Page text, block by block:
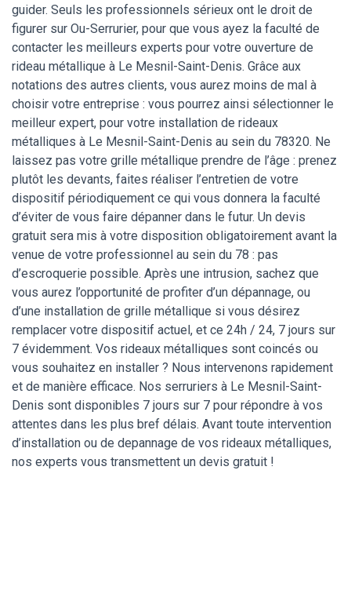
guider. Seuls les professionnels sérieux ont le droit de
figurer sur Ou-Serrurier, pour que vous ayez la faculté de
contacter les meilleurs experts pour votre ouverture de
rideau métallique à Le Mesnil-Saint-Denis. Grâce aux
notations des autres clients, vous aurez moins de mal à
choisir votre entreprise : vous pourrez ainsi sélectionner le
meilleur expert, pour votre installation de rideaux
métalliques à Le Mesnil-Saint-Denis au sein du 78320. Ne
laissez pas votre grille métallique prendre de l’âge : prenez
plutôt les devants, faites réaliser l’entretien de votre
dispositif périodiquement ce qui vous donnera la faculté
d’éviter de vous faire dépanner dans le futur. Un devis
gratuit sera mis à votre disposition obligatoirement avant la
venue de votre professionnel au sein du 78 : pas
d’escroquerie possible. Après une intrusion, sachez que
vous aurez l’opportunité de profiter d’un dépannage, ou
d’une installation de grille métallique si vous désirez
remplacer votre dispositif actuel, et ce 24h / 24, 7 jours sur
7 évidemment. Vos rideaux métalliques sont coincés ou
vous souhaitez en installer ? Nous intervenons rapidement
et de manière efficace. Nos serruriers à Le Mesnil-Saint-
Denis sont disponibles 7 jours sur 7 pour répondre à vos
attentes dans les plus bref délais. Avant toute intervention
d’installation ou de depannage de vos rideaux métalliques,
nos experts vous transmettent un devis gratuit !